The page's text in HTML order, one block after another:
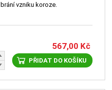
vzniku koroze.
567,00 Kč
PŘIDAT DO KOŠÍKU